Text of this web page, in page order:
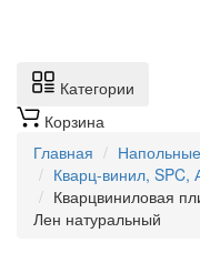
Категории
Корзина
Главная
Кварц-винил, SPC,
Кварцвиниловая
Лен натуральный